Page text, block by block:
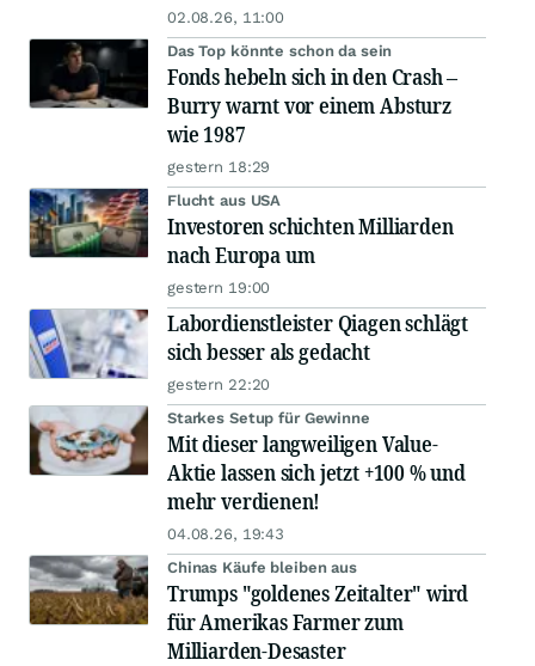
02.08.26, 11:00
Das Top könnte schon da sein
Fonds hebeln sich in den Crash –
Burry warnt vor einem Absturz
wie 1987
gestern 18:29
Flucht aus USA
Investoren schichten Milliarden
nach Europa um
gestern 19:00
Labordienstleister Qiagen schlägt
sich besser als gedacht
gestern 22:20
Starkes Setup für Gewinne
Mit dieser langweiligen Value-
Aktie lassen sich jetzt +100 % und
mehr verdienen!
04.08.26, 19:43
Chinas Käufe bleiben aus
Trumps "goldenes Zeitalter" wird
für Amerikas Farmer zum
Milliarden-Desaster